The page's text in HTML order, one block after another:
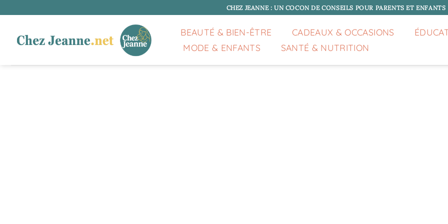
au
CHEZ JEANNE : UN COCON DE CONSEILS POUR PARENTS ET ENFANTS
BEAUTÉ & BIEN-ÊTRE CADEAUX & OCCASIONS
MODE & ENFANTS
SANTÉ & NUTRITION